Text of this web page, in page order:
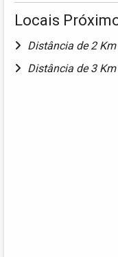
Locais
Distância de 2 Km
Distância de 3 Km